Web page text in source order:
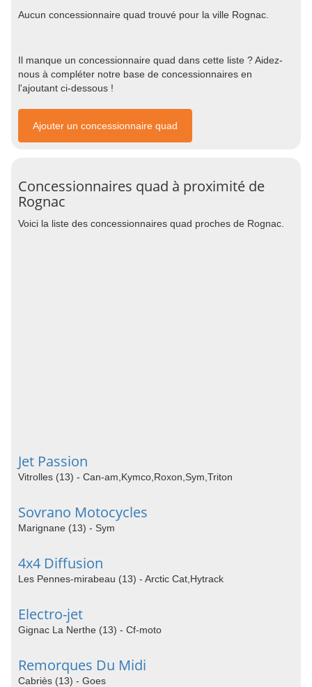
Aucun concessionnaire quad trouvé pour la ville Rognac.
Il manque un concessionnaire quad dans cette liste ? Aidez-
nous à compléter notre base de concessionnaires en
l'ajoutant ci-dessous !
Ajouter un concessionnaire quad
Concessionnaires quad à proximité de
Rognac
Voici la liste des concessionnaires quad proches de Rognac.
Jet Passion
Vitrolles (13) - Can-am,Kymco,Roxon,Sym,Triton
Sovrano Motocycles
Marignane (13) - Sym
4x4 Diffusion
Les Pennes-mirabeau (13) - Arctic Cat,Hytrack
Electro-jet
Gignac La Nerthe (13) - Cf-moto
Remorques Du Midi
Cabriès (13) - Goes